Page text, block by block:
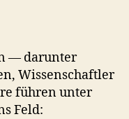
— darunter
Wissenschaftler
führen unter
Feld: